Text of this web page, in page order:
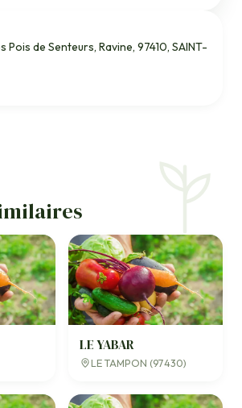
LE YABAR
LE TAMPON (97430)
Pois de Senteurs, Ravine, 97410, SAINT-